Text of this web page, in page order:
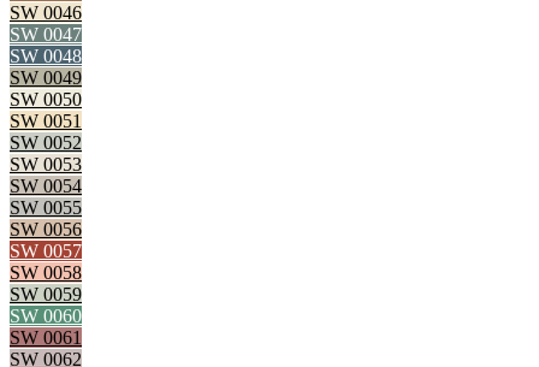
SW 0046
SW 0047
SW 0048
SW 0049
SW 0050
SW 0051
SW 0052
SW 0053
SW 0054
SW 0055
SW 0056
SW 0057
SW 0058
SW 0059
SW 0060
SW 0061
SW 0062